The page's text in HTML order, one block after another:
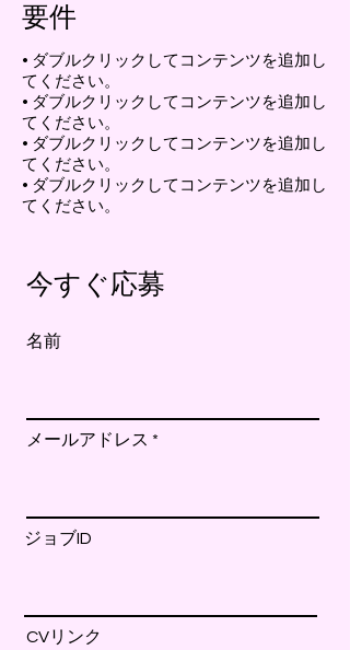
要件
• ダブルクリックしてコンテンツを追加し
てください。
• ダブルクリックしてコンテンツを追加し
てください。
• ダブルクリックしてコンテンツを追加し
てください。
• ダブルクリックしてコンテンツを追加し
てください。
今すぐ応募
名前
メールアドレス
ジョブID
CVリンク